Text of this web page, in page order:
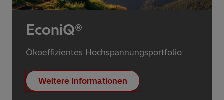
EconiQ®
Ökoeffizientes Hochspannungsportfolio
Weitere Informationen